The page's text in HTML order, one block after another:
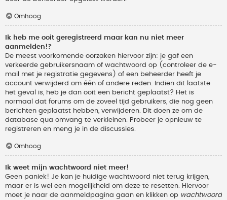
Omhoog
Ik heb me ooit geregistreerd maar kan nu niet meer
aanmelden!?
De meest voorkomende oorzaken hiervoor zijn: je gaf een
verkeerde gebruikersnaam of wachtwoord op (controleer de e-
mail met je registratie gegevens) of een beheerder heeft je
account verwijderd om één of andere reden. Indien dit laatste
het geval is, heb je dan ooit een bericht geplaatst? Het is
normaal dat forums om de zoveel tijd gebruikers, die nog geen
berichten geplaatst hebben, verwijderen. Dit doen ze om de
database qua omvang te verkleinen. Probeer je opnieuw te
registreren en meng je in de discussies.
Omhoog
Ik weet mijn wachtwoord niet meer!
Geen paniek! Je kan je huidige wachtwoord niet terug krijgen,
maar er is wel een mogelijkheid om deze te resetten. Hiervoor
moet je naar de aanmeldpagina gaan en klikken op wachtwoord